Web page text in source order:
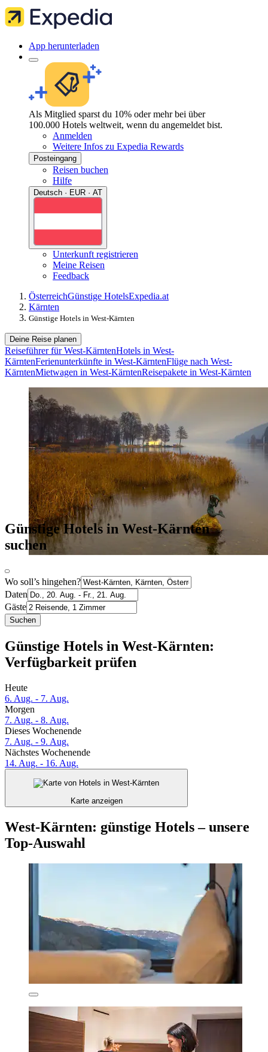
App herunterladen
Als Mitglied sparst du 10% oder mehr bei über
100.000 Hotels weltweit, wenn du angemeldet bist.
Anmelden
Weitere Infos zu Expedia Rewards
Posteingang
Reisen buchen
Hilfe
Deutsch · EUR · AT
Unterkunft registrieren
Meine Reisen
Feedback
ÖsterreichGünstige HotelsExpedia.at
Kärnten
Günstige Hotels in West-Kärnten
Deine Reise planen
Reiseführer für West-KärntenHotels in West-
KärntenFerienunterkünfte in West-KärntenFlüge nach West-
KärntenMietwagen in West-KärntenReisepakete in West-Kärnten
Günstige Hotels in West-Kärnten
suchen
Wo soll’s hingehen?
Daten
Gäste
Suchen
Günstige Hotels in West-Kärnten:
Verfügbarkeit prüfen
Heute
6. Aug. - 7. Aug.
Morgen
7. Aug. - 8. Aug.
Dieses Wochenende
7. Aug. - 9. Aug.
Nächstes Wochenende
14. Aug. - 16. Aug.
Karte anzeigen
West-Kärnten: günstige Hotels – unsere
Top-Auswahl